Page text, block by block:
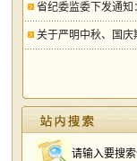
省纪委监委下发通知
关于严明中秋、国庆
请输入要搜